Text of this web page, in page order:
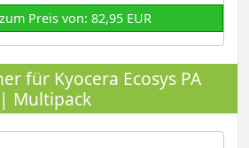
Preis von: 82,95 EUR
für Kyocera Ecosys PA
| Multipack